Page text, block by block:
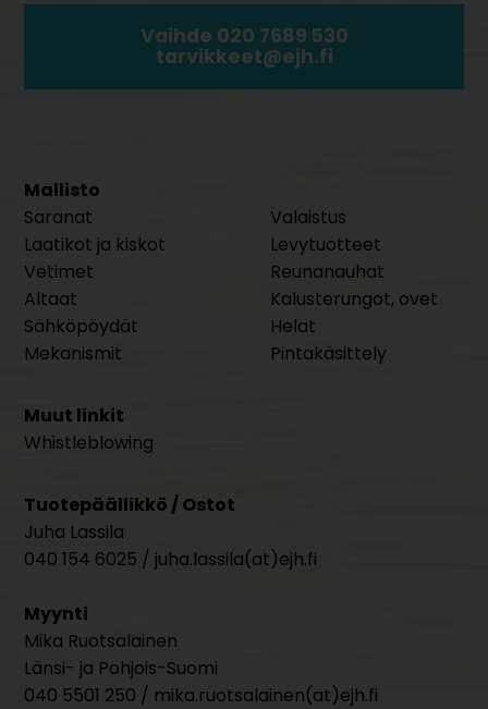
Vaihde 020 7689 530
tarvikkeet@ejh.fi
Mallisto
Saranat
Laatikot ja kiskot
Vetimet
Altaat
Sähköpöydät
Mekanismit
Valaistus
Levytuotteet
Reunanauhat
Kalusterungot, ovet
Helat
Pintakäsittely
Muut linkit
Whistleblowing
Tuotepäällikkö / Ostot
Juha Lassila
040 154 6025 / juha.lassila(at)ejh.fi
Myynti
Mika Ruotsalainen
Länsi- ja Pohjois-Suomi
040 5501 250 / mika.ruotsalainen(at)ejh.fi